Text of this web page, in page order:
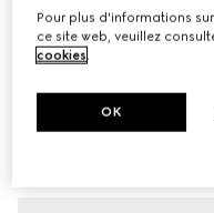
Pour plus d'informations
ce site web, veuillez
cookies.
OK